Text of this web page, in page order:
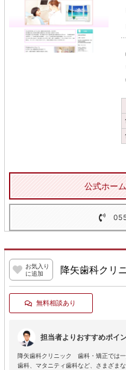
公式ホー
お気入り
に追加
降矢歯科クリ
無料相談あり
担当者よりおすすめポイ
降矢歯科クリニック 歯科・矯正では
歯科、マタニティ歯科など、さまざま